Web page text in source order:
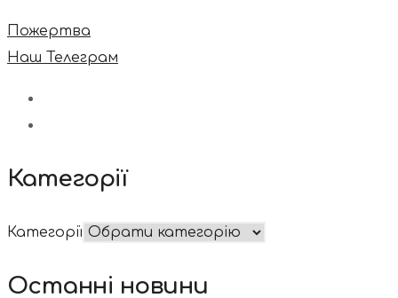
Пожертва
Наш Телеграм
Категорії
Категорії
Останні новини